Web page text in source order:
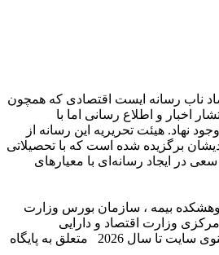
ناب رسانه‌ ایست اقتصادی که همچون
اخبار و اطلاع رسانی اما با
نهاد. هیئت تحریریه این رسانه از
برگزیده شده است که با تحصیلاتی
در ایجاد رسانه‌ای با معیار‌های
بیمه ، سازمان بورس وزارت
وزارت اقتصاد و دارایی
© تمامی حقوق مادی و معنوی سایت تا سال 2026 متعلق به پایگاه